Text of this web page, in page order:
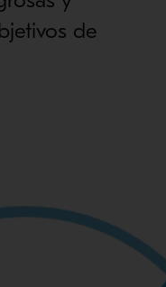
de